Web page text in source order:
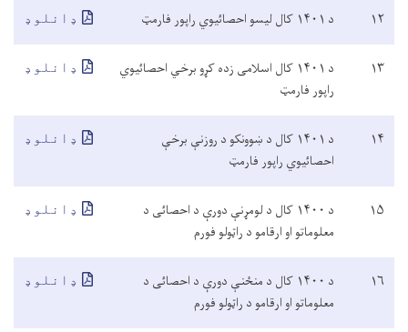
۱۲ د ۱۴۰۱ کال لیسو احصائیوي راپور فارمټ ډانلوډ
۱۳
د ۱۴۰۱ کال اسلامی زده کړو برخي احصائیوي
راپور فارمټ
ډانلوډ
۱۴
د ۱۴۰۱ کال د ښوونکو د روزنې برخې
احصائیوي راپور فارمټ
ډانلوډ
۱۵
د ۱۴۰۰ کال د لومړنې دورې د احصائی د
معلوماتو او ارقامو د راټولو فورم
ډانلوډ
۱۶
د ۱۴۰۰ کال د منځنې دورې د احصائی د
معلوماتو او ارقامو د راټولو فورم
ډانلوډ